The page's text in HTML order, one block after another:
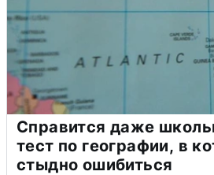
Справится даже
тест по географии, в
стыдно ошибиться